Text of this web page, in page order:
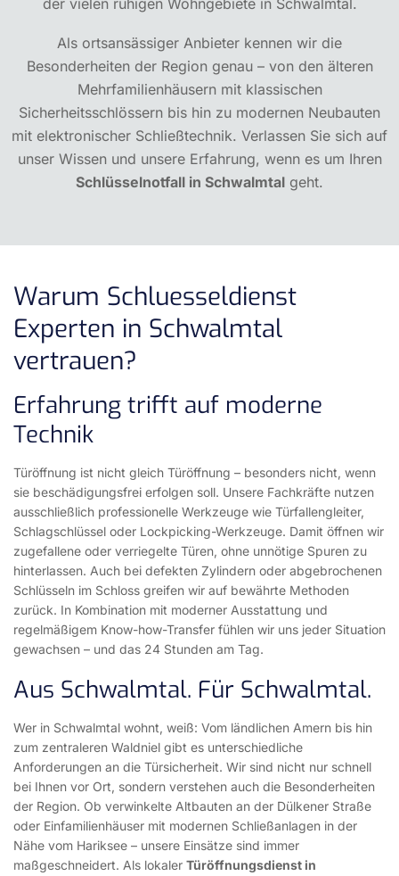
der vielen ruhigen Wohngebiete in Schwalmtal.
Als ortsansässiger Anbieter kennen wir die
Besonderheiten der Region genau – von den älteren
Mehrfamilienhäusern mit klassischen
Sicherheitsschlössern bis hin zu modernen Neubauten
mit elektronischer Schließtechnik. Verlassen Sie sich auf
unser Wissen und unsere Erfahrung, wenn es um Ihren
Schlüsselnotfall in Schwalmtal geht.
Warum Schluesseldienst
Experten in Schwalmtal
vertrauen?
Erfahrung trifft auf moderne
Technik
Türöffnung ist nicht gleich Türöffnung – besonders nicht, wenn
sie beschädigungsfrei erfolgen soll. Unsere Fachkräfte nutzen
ausschließlich professionelle Werkzeuge wie Türfallengleiter,
Schlagschlüssel oder Lockpicking-Werkzeuge. Damit öffnen wir
zugefallene oder verriegelte Türen, ohne unnötige Spuren zu
hinterlassen. Auch bei defekten Zylindern oder abgebrochenen
Schlüsseln im Schloss greifen wir auf bewährte Methoden
zurück. In Kombination mit moderner Ausstattung und
regelmäßigem Know-how-Transfer fühlen wir uns jeder Situation
gewachsen – und das 24 Stunden am Tag.
Aus Schwalmtal. Für Schwalmtal.
Wer in Schwalmtal wohnt, weiß: Vom ländlichen Amern bis hin
zum zentraleren Waldniel gibt es unterschiedliche
Anforderungen an die Türsicherheit. Wir sind nicht nur schnell
bei Ihnen vor Ort, sondern verstehen auch die Besonderheiten
der Region. Ob verwinkelte Altbauten an der Dülkener Straße
oder Einfamilienhäuser mit modernen Schließanlagen in der
Nähe vom Hariksee – unsere Einsätze sind immer
maßgeschneidert. Als lokaler Türöffnungsdienst in